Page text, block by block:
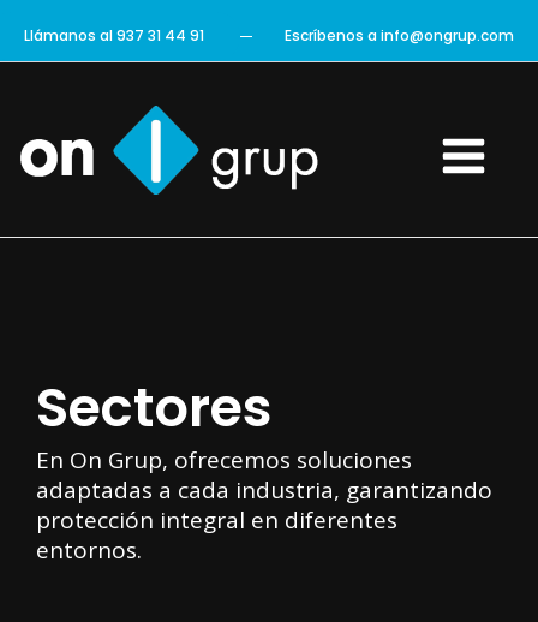
Llámanos al 937 31 44 91 Escríbenos a info@ongrup.com
Menu
Sectores
En On Grup, ofrecemos soluciones
adaptadas a cada industria, garantizando
protección integral en diferentes
entornos.